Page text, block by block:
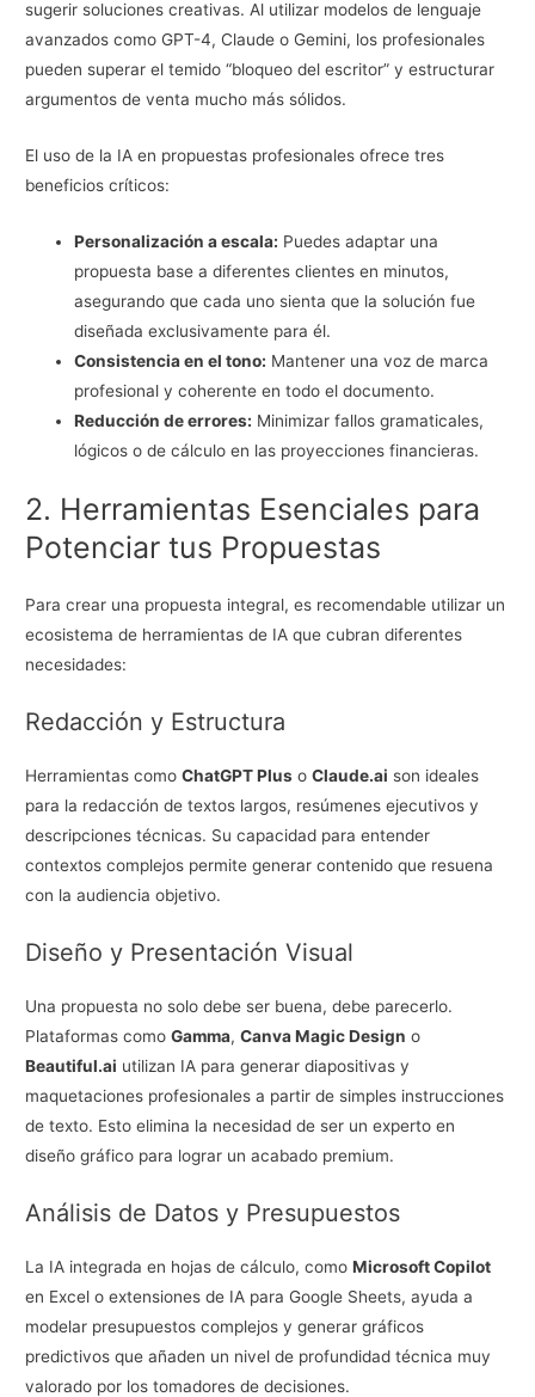
sugerir soluciones creativas. Al utilizar modelos de lenguaje
avanzados como GPT-4, Claude o Gemini, los profesionales
pueden superar el temido “bloqueo del escritor” y estructurar
argumentos de venta mucho más sólidos.
El uso de la IA en propuestas profesionales ofrece tres
beneficios críticos:
Personalización a escala: Puedes adaptar una
propuesta base a diferentes clientes en minutos,
asegurando que cada uno sienta que la solución fue
diseñada exclusivamente para él.
Consistencia en el tono: Mantener una voz de marca
profesional y coherente en todo el documento.
Reducción de errores: Minimizar fallos gramaticales,
lógicos o de cálculo en las proyecciones financieras.
2. Herramientas Esenciales para
Potenciar tus Propuestas
Para crear una propuesta integral, es recomendable utilizar un
ecosistema de herramientas de IA que cubran diferentes
necesidades:
Redacción y Estructura
Herramientas comoChatGPT Plus oClaude.ai son ideales
para la redacción de textos largos, resúmenes ejecutivos y
descripciones técnicas. Su capacidad para entender
contextos complejos permite generar contenido que resuena
con la audiencia objetivo.
Diseño y Presentación Visual
Una propuesta no solo debe ser buena, debe parecerlo.
Plataformas comoGamma,Canva Magic Design o
Beautiful.ai utilizan IA para generar diapositivas y
maquetaciones profesionales a partir de simples instrucciones
de texto. Esto elimina la necesidad de ser un experto en
diseño gráfico para lograr un acabado premium.
Análisis de Datos y Presupuestos
La IA integrada en hojas de cálculo, comoMicrosoft Copilot
en Excel o extensiones de IA para Google Sheets, ayuda a
modelar presupuestos complejos y generar gráficos
predictivos que añaden un nivel de profundidad técnica muy
valorado por los tomadores de decisiones.